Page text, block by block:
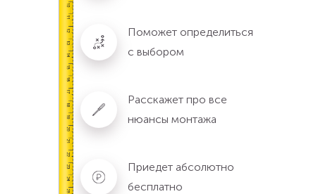
Поможет определиться
с выбором
Расскажет про все
нюансы монтажа
Приедет абсолютно
бесплатно